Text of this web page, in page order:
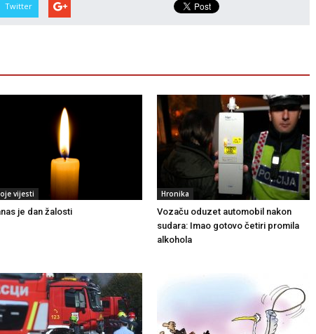
Twitter
vijesti
je dan žalosti
Hronika
Vozaču oduzet automobil nakon
sudara: Imao gotovo četiri promila
alkohola